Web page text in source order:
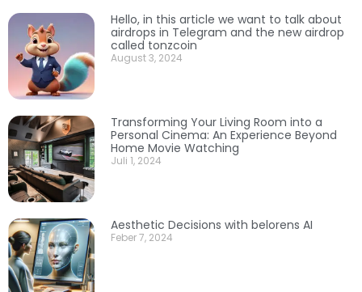
Hello, in this article we want to talk about
airdrops in Telegram and the new airdrop
called tonzcoin
August 3, 2024
Transforming Your Living Room into a
Personal Cinema: An Experience Beyond
Home Movie Watching
Juli 1, 2024
Aesthetic Decisions with belorens AI
Feber 7, 2024